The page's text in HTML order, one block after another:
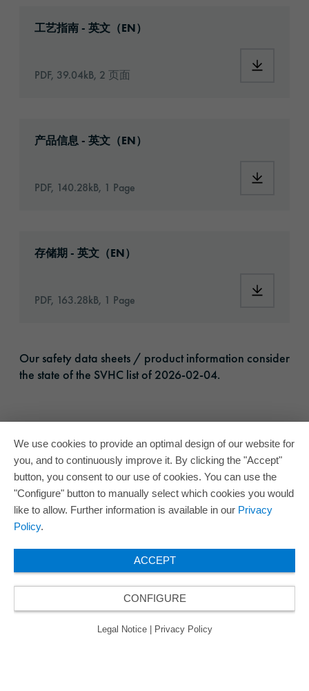
工艺指南 - 英文（EN）
PDF, 39.04kB, 2 页面
产品信息 - 英文（EN）
PDF, 140.28kB, 1 Page
存储期 - 英文（EN）
PDF, 163.28kB, 1 Page
Our safety data sheets / product information consider
the state of the SVHC list of 2026-02-04.
We use cookies to provide an optimal design of our website for
you, and to continuously improve it. By clicking the "Accept"
button, you consent to our use of cookies. You can use the
"Configure" button to manually select which cookies you would
like to allow. Further information is available in our Privacy
Policy.
ACCEPT
CONFIGURE
Legal Notice Privacy Policy